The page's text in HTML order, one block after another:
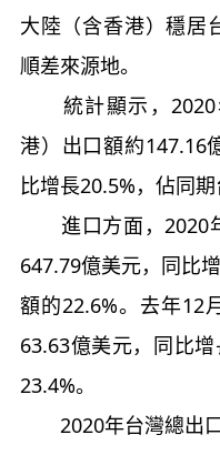
大陸（含香港）穩居
順差來源地。
統計顯示，2020
港）出口額約147.16
比增長20.5%，佔同期
進口方面，2020
647.79億美元，同比
額的22.6%。去年12
63.63億美元，同比
23.4%。
2020年台灣總出口